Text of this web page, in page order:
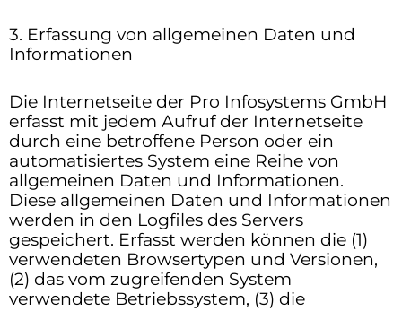
3. Erfassung von allgemeinen Daten und
Informationen
Die Internetseite der Pro Infosystems GmbH
erfasst mit jedem Aufruf der Internetseite
durch eine betroffene Person oder ein
automatisiertes System eine Reihe von
allgemeinen Daten und Informationen.
Diese allgemeinen Daten und Informationen
werden in den Logfiles des Servers
gespeichert. Erfasst werden können die (1)
verwendeten Browsertypen und Versionen,
(2) das vom zugreifenden System
verwendete Betriebssystem, (3) die